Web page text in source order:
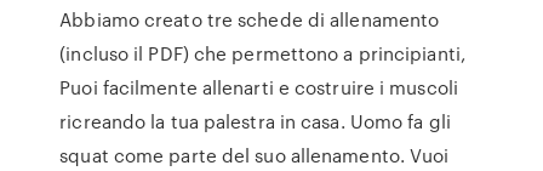
Abbiamo creato tre schede di allenamento
(incluso il PDF) che permettono a principianti,
Puoi facilmente allenarti e costruire i muscoli
ricreando la tua palestra in casa. Uomo fa gli
squat come parte del suo allenamento. Vuoi